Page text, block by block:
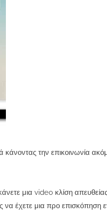
κάνοντας την επικοινωνία
μια video κλίση
να έχετε μια προ επισκόπηση